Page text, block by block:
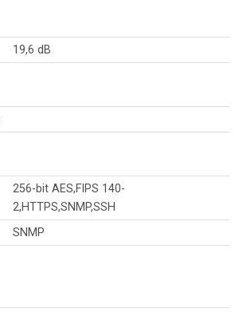
19,6 dB
256-bit AES,FIPS 140-
2,HTTPS,SNMP,SSH
SNMP